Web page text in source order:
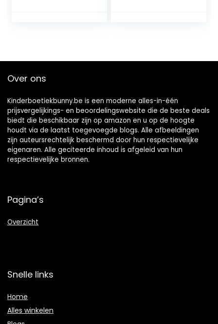
Over ons
Kinderboetiekbunny.be is een moderne alles-in-één
prijsvergelijkings- en beoordelingswebsite die de beste deals
biedt die beschikbaar zijn op amazon en u op de hoogte
houdt via de laatst toegevoegde blogs. Alle afbeeldingen
zijn auteursrechtelijk beschermd door hun respectievelijke
eigenaren. Alle geciteerde inhoud is afgeleid van hun
respectievelijke bronnen.
Pagina’s
Overzicht
Snelle links
Home
Alles winkelen